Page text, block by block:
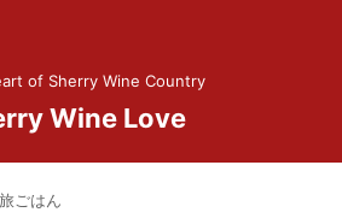
of Sherry Wine Country
Wine Love
ごはん